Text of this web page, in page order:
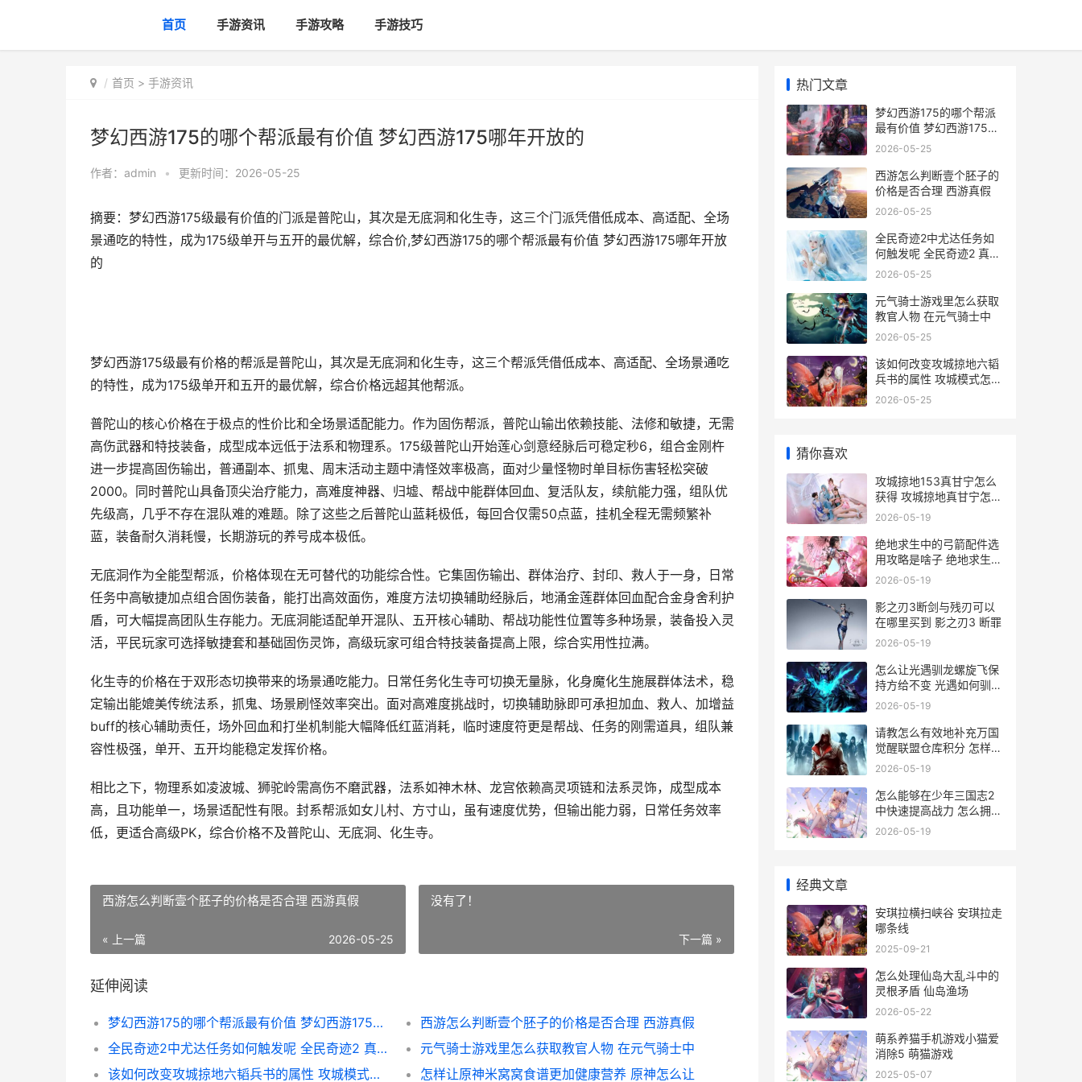
首页 手游资讯 手游攻略 手游技巧
首页 > 手游资讯
梦幻西游175的哪个帮派最有价值 梦幻西游175哪年开放的
作者： admin • 更新时间：2026-05-25
摘要：梦幻西游175级最有价值的门派是普陀山，其次是无底洞和化生寺，这三个门派凭借低成本、高适配、全场
景通吃的特性，成为175级单开与五开的最优解，综合价,梦幻西游175的哪个帮派最有价值 梦幻西游175哪年开放
的
梦幻西游175级最有价格的帮派是普陀山，其次是无底洞和化生寺，这三个帮派凭借低成本、高适配、全场景通吃
的特性，成为175级单开和五开的最优解，综合价格远超其他帮派。
普陀山的核心价格在于极点的性价比和全场景适配能力。作为固伤帮派，普陀山输出依赖技能、法修和敏捷，无需
高伤武器和特技装备，成型成本远低于法系和物理系。175级普陀山开始莲心剑意经脉后可稳定秒6，组合金刚杵
进一步提高固伤输出，普通副本、抓鬼、周末活动主题中清怪效率极高，面对少量怪物时单目标伤害轻松突破
2000。同时普陀山具备顶尖治疗能力，高难度神器、归墟、帮战中能群体回血、复活队友，续航能力强，组队优
先级高，几乎不存在混队难的难题。除了这些之后普陀山蓝耗极低，每回合仅需50点蓝，挂机全程无需频繁补
蓝，装备耐久消耗慢，长期游玩的养号成本极低。
无底洞作为全能型帮派，价格体现在无可替代的功能综合性。它集固伤输出、群体治疗、封印、救人于一身，日常
任务中高敏捷加点组合固伤装备，能打出高效面伤，难度方法切换辅助经脉后，地涌金莲群体回血配合金身舍利护
盾，可大幅提高团队生存能力。无底洞能适配单开混队、五开核心辅助、帮战功能性位置等多种场景，装备投入灵
活，平民玩家可选择敏捷套和基础固伤灵饰，高级玩家可组合特技装备提高上限，综合实用性拉满。
化生寺的价格在于双形态切换带来的场景通吃能力。日常任务化生寺可切换无量脉，化身魔化生施展群体法术，稳
定输出能媲美传统法系，抓鬼、场景刷怪效率突出。面对高难度挑战时，切换辅助脉即可承担加血、救人、加增益
buff的核心辅助责任，场外回血和打坐机制能大幅降低红蓝消耗，临时速度符更是帮战、任务的刚需道具，组队兼
容性极强，单开、五开均能稳定发挥价格。
相比之下，物理系如凌波城、狮驼岭需高伤不磨武器，法系如神木林、龙宫依赖高灵项链和法系灵饰，成型成本
高，且功能单一，场景适配性有限。封系帮派如女儿村、方寸山，虽有速度优势，但输出能力弱，日常任务效率
低，更适合高级PK，综合价格不及普陀山、无底洞、化生寺。
西游怎么判断壹个胚子的价格是否合理 西游真假
« 上一篇 2026-05-25
没有了！
下一篇 »
延伸阅读
梦幻西游175的哪个帮派最有价值 梦幻西游175哪年开放的
西游怎么判断壹个胚子的价格是否合理 西游真假
全民奇迹2中尤达任务如何触发呢 全民奇迹2 真实身份
元气骑士游戏里怎么获取教官人物 在元气骑士中
该如何改变攻城掠地六韬兵书的属性 攻城模式怎么切换
怎样让原神米窝窝食谱更加健康营养 原神怎么让
热门文章
梦幻西游175的哪个帮派
最有价值 梦幻西游175哪
年开放的
2026-05-25
西游怎么判断壹个胚子的
价格是否合理 西游真假
2026-05-25
全民奇迹2中尤达任务如
何触发呢 全民奇迹2 真实
身份
2026-05-25
元气骑士游戏里怎么获取
教官人物 在元气骑士中
2026-05-25
该如何改变攻城掠地六韬
兵书的属性 攻城模式怎么
切换
2026-05-25
猜你喜欢
攻城掠地153真甘宁怎么
获得 攻城掠地真甘宁怎么
过
2026-05-19
绝地求生中的弓箭配件选
用攻略是啥子 绝地求生中
的弓叫什么
2026-05-19
影之刃3断剑与残刃可以
在哪里买到 影之刃3 断罪
2026-05-19
怎么让光遇驯龙螺旋飞保
持方给不变 光遇如何驯龙
教程
2026-05-19
请教怎么有效地补充万国
觉醒联盟仓库积分 怎样可
以有效
2026-05-19
怎么能够在少年三国志2
中快速提高战力 怎么拥有
少年感
2026-05-19
经典文章
安琪拉横扫峡谷 安琪拉走
哪条线
2025-09-21
怎么处理仙岛大乱斗中的
灵根矛盾 仙岛渔场
2026-05-22
萌系养猫手机游戏小猫爱
消除5 萌猫游戏
2025-05-07